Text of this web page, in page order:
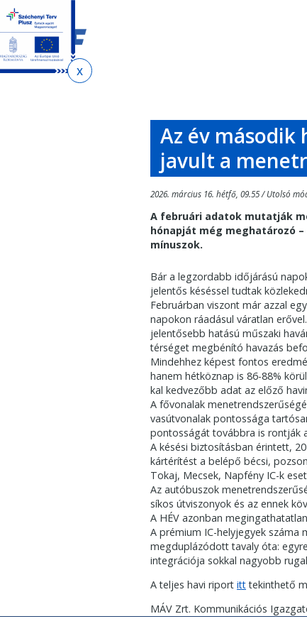
Ugrás
tartalomra
Ugrás
az
oldaltérképre
Az év
javult a
2026. március 16. hétfő, 09.55 / Utolsó
A februári adatok mutatják
hónapját még meghatározó
mínuszok.
Bár a legzordabb időjárású
jelentős késéssel tudtak
Februárban viszont már azzal
napokon ráadásul váratlan
jelentősebb hatású műszaki
térséget megbénító havazás
Mindehhez képest fontos
hanem hétköznap is 86-88%
kal kedvezőbb adat az előző
A fővonalak
vasútvonalak pontossága
pontosságát továbbra is rontják
A késési biztosításban érintett,
kártérítést a belépő bécsi,
Tokaj, Mecsek, Napfény IC-k
Az autóbuszok
síkos útviszonyok és az ennek
A HÉV azonban
A prémium IC-helyjegyek
megduplázódott tavaly óta:
integrációja sokkal nagyobb
A teljes havi riport itttekinthető
MÁV Zrt. Kommunikációs